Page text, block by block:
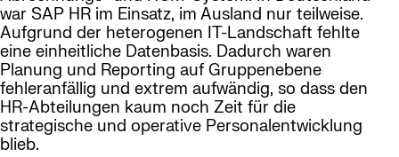
war SAP HR im Einsatz, im Ausland nur teilweise.
Aufgrund der heterogenen IT-Landschaft fehlte
eine einheitliche Datenbasis. Dadurch waren
Planung und Reporting auf Gruppenebene
fehleranfällig und extrem aufwändig, so dass den
HR-Abteilungen kaum noch Zeit für die
strategische und operative Personalentwicklung
blieb.